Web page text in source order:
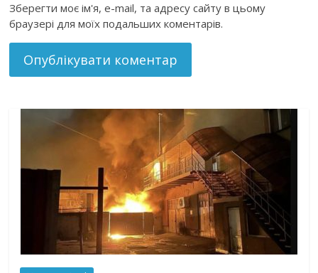
Зберегти моє ім'я, e-mail, та адресу сайту в цьому
браузері для моїх подальших коментарів.